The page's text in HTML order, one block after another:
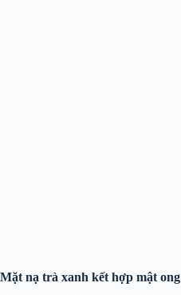
Mặt nạ trà xanh kết hợp mật ong